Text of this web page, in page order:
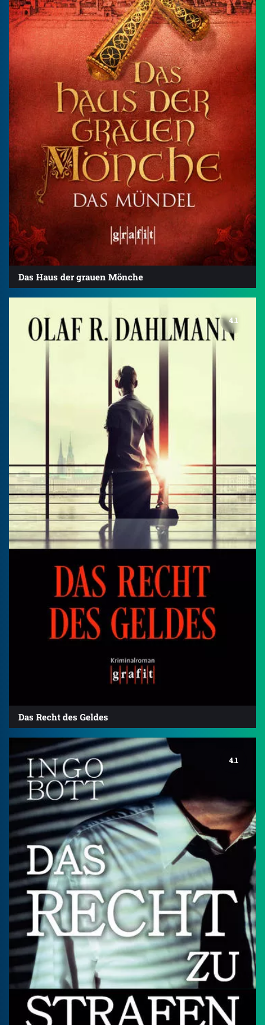
Das Haus der grauen Mönche
4.1
Das Recht des Geldes
4.1